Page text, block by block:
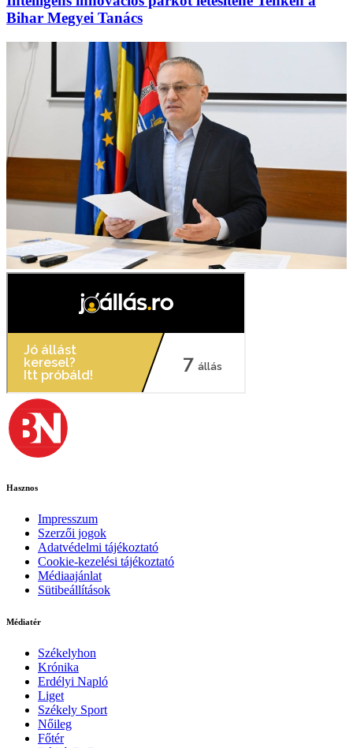
Bihar Megyei Tanács
Hasznos
Impresszum
Szerzői jogok
Adatvédelmi tájékoztató
Cookie-kezelési tájékoztató
Médiaajánlat
Sütibeállítások
Médiatér
Székelyhon
Krónika
Erdélyi Napló
Liget
Székely Sport
Nőileg
Főtér